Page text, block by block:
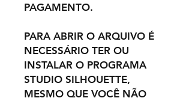
PAGAMENTO.
PARA ABRIR O ARQUIVO É
NECESSÁRIO TER OU
INSTALAR O PROGRAMA
STUDIO SILHOUETTE,
MESMO QUE VOCÊ NÃO